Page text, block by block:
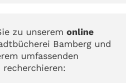
zu unserem online
Bamberg und
umfassenden
recherchieren: